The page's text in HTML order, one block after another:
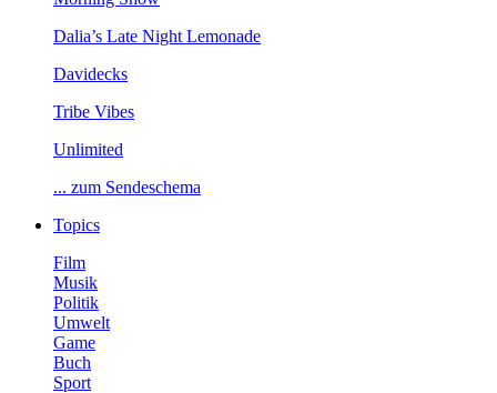
Dalia’sLateNightLemonade
Davidecks
TribeVibes
Unlimited
...zumSendeschema
Topics
Film
Musik
Politik
Umwelt
Game
Buch
Sport